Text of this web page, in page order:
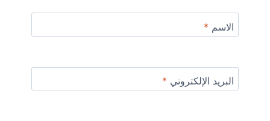
الاسم *
البريد الإلكتروني *